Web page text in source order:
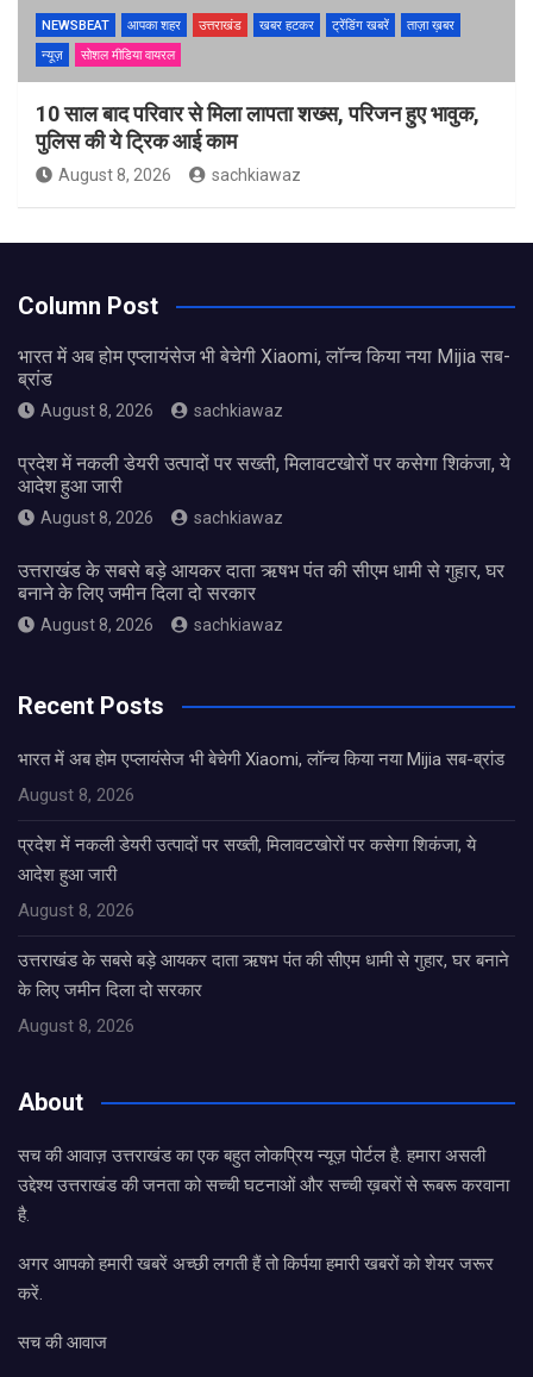
NEWSBEAT आपका शहर उत्तराखंड खबर हटकर ट्रेंडिंग खबरें
ताज़ा ख़बर
न्यूज़
सोशल मीडिया वायरल
10 साल बाद परिवार से मिला लापता शख्स, परिजन हुए भावुक,
पुलिस की ये ट्रिक आई काम
August 8, 2026 sachkiawaz
Column Post
भारत में अब होम एप्लायंसेज भी बेचेगी Xiaomi, लॉन्च किया नया Mijia सब-
ब्रांड
August 8, 2026 sachkiawaz
प्रदेश में नकली डेयरी उत्पादों पर सख्ती, मिलावटखोरों पर कसेगा शिकंजा, ये
आदेश हुआ जारी
August 8, 2026 sachkiawaz
उत्तराखंड के सबसे बड़े आयकर दाता ऋषभ पंत की सीएम धामी से गुहार, घर
बनाने के लिए जमीन दिला दो सरकार
August 8, 2026 sachkiawaz
Recent Posts
भारत में अब होम एप्लायंसेज भी बेचेगी Xiaomi, लॉन्च किया नया Mijia सब-ब्रांड
August 8, 2026
प्रदेश में नकली डेयरी उत्पादों पर सख्ती, मिलावटखोरों पर कसेगा शिकंजा, ये
आदेश हुआ जारी
August 8, 2026
उत्तराखंड के सबसे बड़े आयकर दाता ऋषभ पंत की सीएम धामी से गुहार, घर बनाने
के लिए जमीन दिला दो सरकार
August 8, 2026
About
सच की आवाज़ उत्तराखंड का एक बहुत लोकप्रिय न्यूज़ पोर्टल है. हमारा असली
उद्देश्य उत्तराखंड की जनता को सच्ची घटनाओं और सच्ची ख़बरों से रूबरू करवाना
है.
अगर आपको हमारी खबरें अच्छी लगती हैं तो किर्पया हमारी खबरों को शेयर जरूर
करें.
सच की आवाज